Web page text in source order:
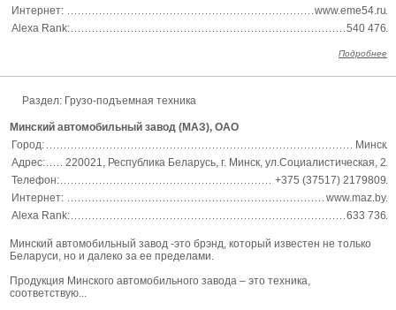
Интернет:
www.eme54.ru
Alexa Rank:
540 476
Подробнее
Раздел: Грузо-подъемная техника
Минский автомобильный завод (МАЗ), ОАО
Город:
Минск
Адрес:
220021, Республика Беларусь, г. Минск, ул.Социалистическая, 2
Телефон:
+375 (37517) 2179809
Интернет:
www.maz.by
Alexa Rank:
633 736
Минский автомобильный завод -это брэнд, который известен не только
Беларуси, но и далеко за ее пределами.
Продукция Минского автомобильного завода – это техника,
соответствую...